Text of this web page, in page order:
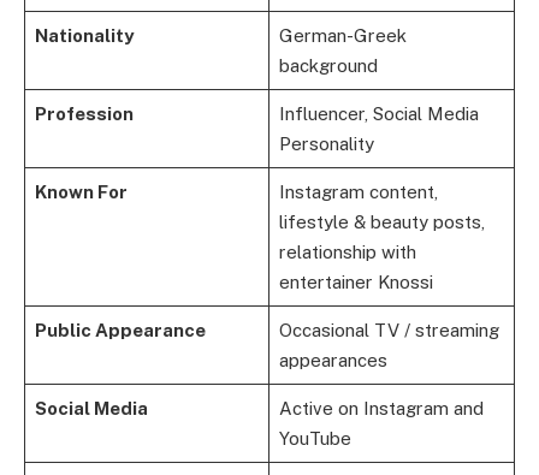
Nationality
German-Greek
background
Profession
Influencer, Social Media
Personality
Known For
Instagram content,
lifestyle & beauty posts,
relationship with
entertainer Knossi
Public Appearance
Occasional TV / streaming
appearances
Social Media
Active on Instagram and
YouTube